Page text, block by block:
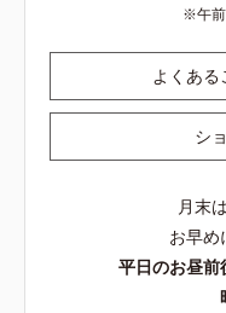
午
よくある
シ
月末
お早め
平日のお昼前